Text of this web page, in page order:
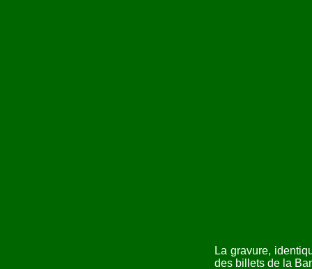
La gravure,
des billets de la